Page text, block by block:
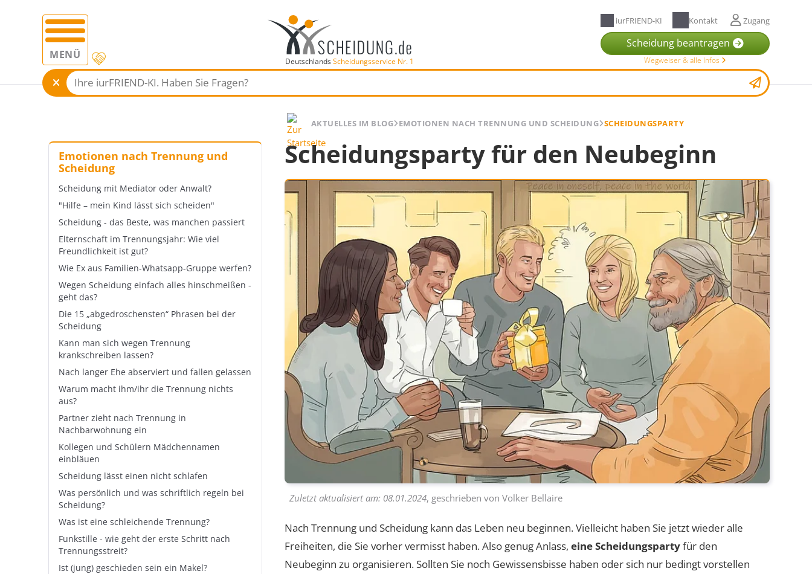
MENÜ DeutschlandsScheidungsservice Nr. 1
iurFRIEND-KI Kontakt Zugang
Scheidung beantragen
Wegweiser & alle Infos
AKTUELLES IM BLOG EMOTIONEN NACH TRENNUNG UND SCHEIDUNG SCHEIDUNGSPARTY
Emotionen nach Trennung und
Scheidung
Scheidung mit Mediator oder Anwalt?
"Hilfe – mein Kind lässt sich scheiden"
Scheidung - das Beste, was manchen passiert
Elternschaft im Trennungsjahr: Wie viel
Freundlichkeit ist gut?
Wie Ex aus Familien-Whatsapp-Gruppe werfen?
Wegen Scheidung einfach alles hinschmeißen -
geht das?
Die 15 „abgedroschensten“ Phrasen bei der
Scheidung
Kann man sich wegen Trennung
krankschreiben lassen?
Nach langer Ehe abserviert und fallen gelassen
Warum macht ihm/ihr die Trennung nichts
aus?
Partner zieht nach Trennung in
Nachbarwohnung ein
Kollegen und Schülern Mädchennamen
einbläuen
Scheidung lässt einen nicht schlafen
Was persönlich und was schriftlich regeln bei
Scheidung?
Was ist eine schleichende Trennung?
Funkstille - wie geht der erste Schritt nach
Trennungsstreit?
Ist (jung) geschieden sein ein Makel?
Scheidungsparty für den Neubeginn
Zuletzt aktualisiert am: 08.01.2024, geschrieben vonVolker Bellaire
Nach Trennung und Scheidung kann das Leben neu beginnen. Vielleicht haben Sie jetzt wieder alle
Freiheiten, die Sie vorher vermisst haben. Also genug Anlass,eine Scheidungspartyfür den
Neubeginn zu organisieren. Sollten Sie noch Gewissensbisse haben oder sich nur bedingt vorstellen